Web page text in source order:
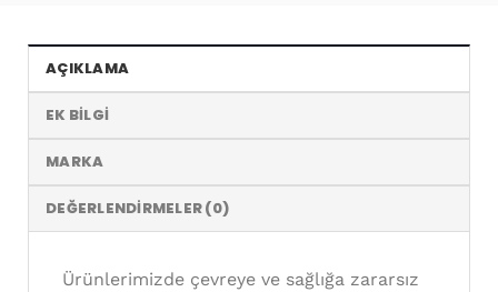
AÇIKLAMA
EK BILGI
MARKA
DEĞERLENDIRMELER (0)
Ürünlerimizde çevreye ve sağlığa zararsız